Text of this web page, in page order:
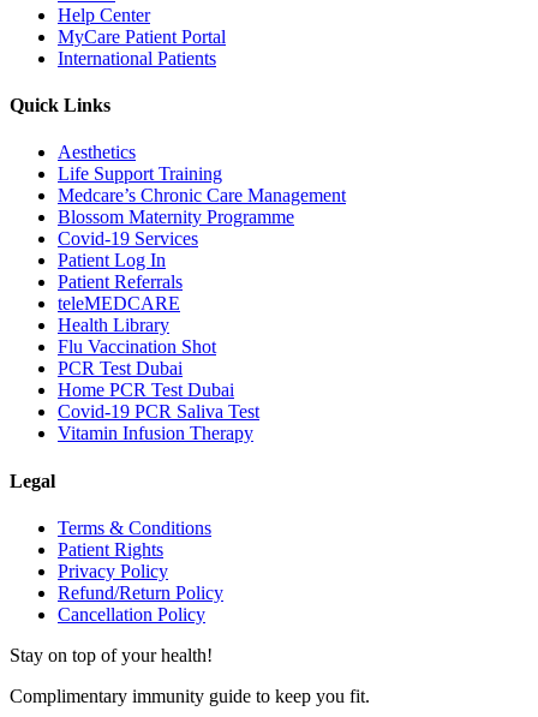
Help Center
MyCare Patient Portal
International Patients
Quick Links
Aesthetics
Life Support Training
Medcare’s Chronic Care Management
Blossom Maternity Programme
Covid-19 Services
Patient Log In
Patient Referrals
teleMEDCARE
Health Library
Flu Vaccination Shot
PCR Test Dubai
Home PCR Test Dubai
Covid-19 PCR Saliva Test
Vitamin Infusion Therapy
Legal
Terms & Conditions
Patient Rights
Privacy Policy
Refund/Return Policy
Cancellation Policy
Stay on top of your health!
Complimentary immunity guide to keep you fit.